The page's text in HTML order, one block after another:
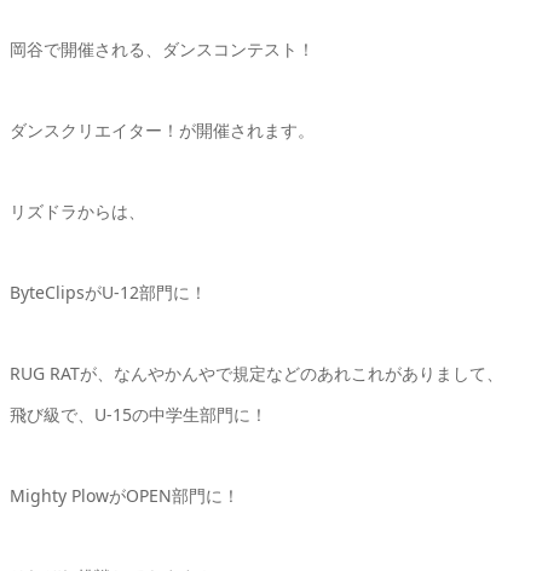
岡谷で開催される、ダンスコンテスト！
ダンスクリエイター！が開催されます。
リズドラからは、
ByteClipsがU-12部門に！
RUG RATが、なんやかんやで規定などのあれこれがありまして、
飛び級で、U-15の中学生部門に！
Mighty PlowがOPEN部門に！